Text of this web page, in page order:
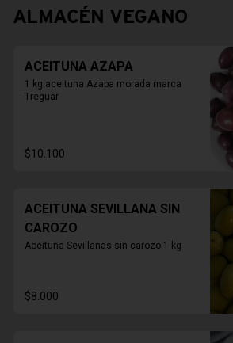
ALMACÉN VEGANO
ACEITUNA AZAPA
1 kg aceituna Azapa morada marca
Treguar
$10.100
ACEITUNA SEVILLANA SIN
CAROZO
Aceituna Sevillanas sin carozo 1 kg
$8.000